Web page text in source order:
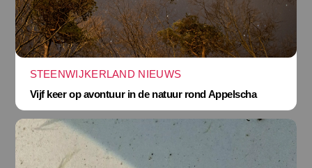
STEENWIJKERLAND NIEUWS
Vijf keer op avontuur in de natuur rond Appelscha